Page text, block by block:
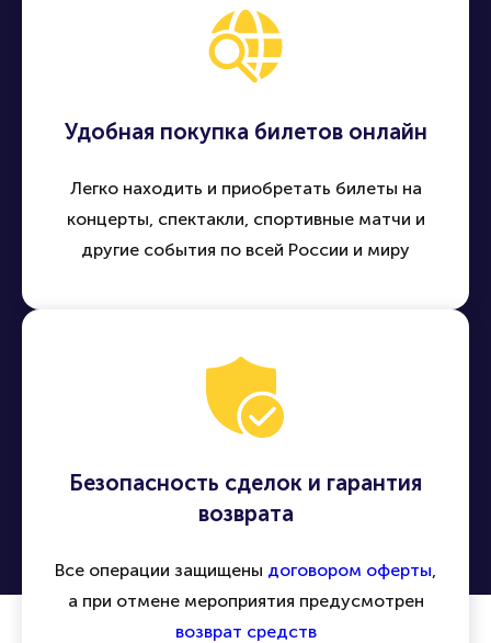
Удобная покупка билетов онлайн
Легко находить и приобретать билеты на
концерты, спектакли, спортивные матчи и
другие события по всей России и миру
Безопасность сделок и гарантия
возврата
Все операции защищены договором оферты,
а при отмене мероприятия предусмотрен
возврат средств